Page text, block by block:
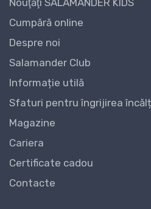
Cumpără online
Despre noi
Salamander Club
Informație utilă
Sfaturi pentru îngrijirea
Magazine
Cariera
Certificate cadou
Contacte